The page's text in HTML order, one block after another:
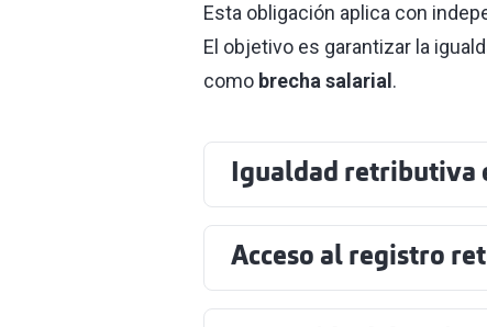
Esta obligación aplica con
El objetivo es garantizar la
como brecha salarial .
Igualdad retributiva
Acceso al registro